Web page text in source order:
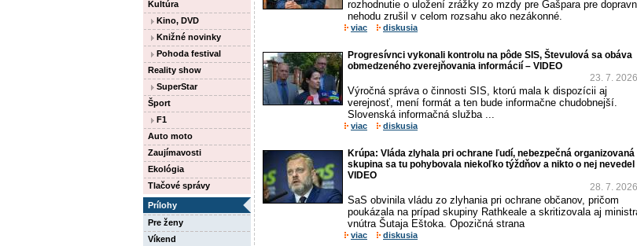
Kultúra
Kino, DVD
Knižné novinky
Pohoda festival
Reality show
SuperStar
Šport
F1
Auto moto
Zaujímavosti
Ekológia
Tlačové správy
Prílohy
Pre ženy
Víkend
rozhodnutie o uložení zrážky zo mzdy pre Gašpara pre
nehodu zrušil v celom rozsahu ako nezákonné.
viac diskusia
Progresívnci vykonali kontrolu na pôde SIS, Števulová sa obáva
obmedzeného zverejňovania informácií – VIDEO
23. 7. 2026
Výročná správa o činnosti SIS, ktorú mala k dispozícii aj
verejnosť, mení formát a ten bude informačne chudobnejší.
Slovenská informačná služba ...
viac diskusia
Krúpa: Vláda zlyhala pri ochrane ľudí, nebezpečná organizovaná
skupina sa tu pohybovala niekoľko týždňov a nikto o nej nevedel
VIDEO
28. 7. 2026
SaS obvinila vládu zo zlyhania pri ochrane občanov, pričom
poukázala na prípad skupiny Rathkeale a skritizovala aj
vnútra Šutaja Eštoka. Opozičná strana
viac diskusia